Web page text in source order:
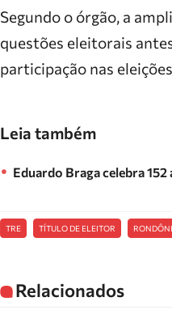
Segundo o órgão, a
questões eleitorais
participação nas
Leia também
Eduardo Braga celebra
TRE TÍTULO DE ELEITOR
Relacionados